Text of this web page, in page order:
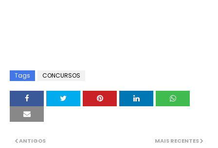
Tags CONCURSOS
MAIS RECENTES
ANTIGOS